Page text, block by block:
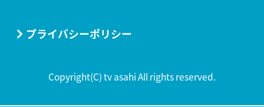
プライバシーポリシー
Copyright(C) tv asahi All rights reserved.